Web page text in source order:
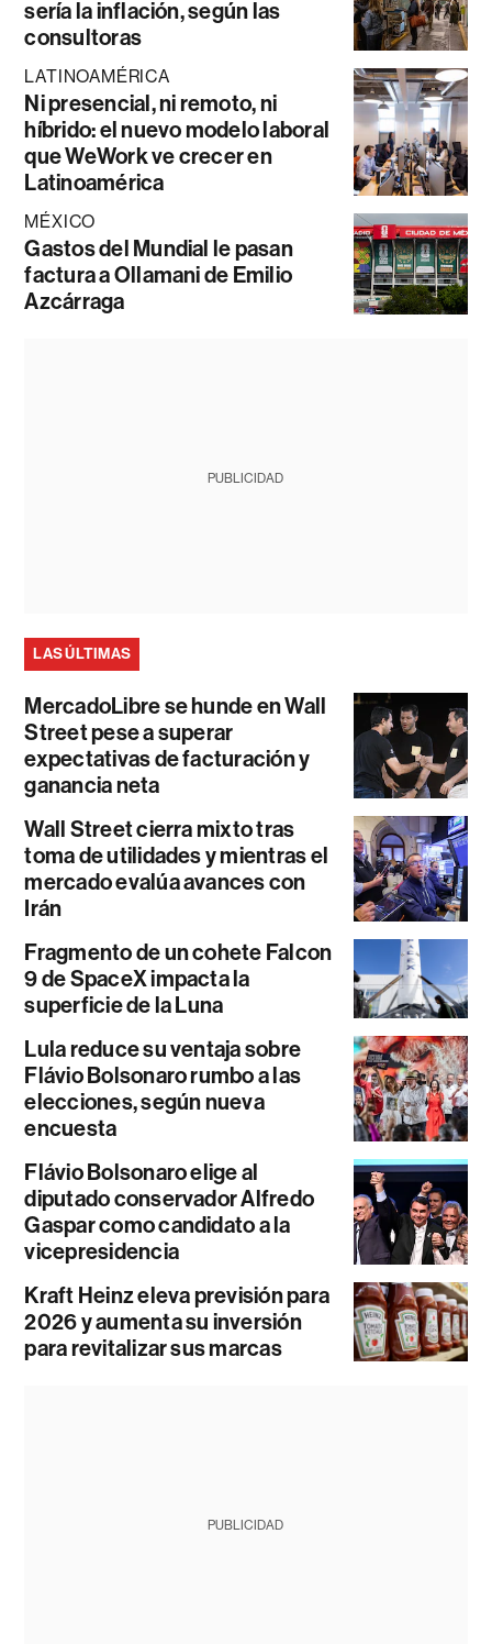
sería la inflación, según las
consultoras
LATINOAMÉRICA
Ni presencial, ni remoto, ni
híbrido: el nuevo modelo laboral
que WeWork ve crecer en
Latinoamérica
MÉXICO
Gastos del Mundial le pasan
factura a Ollamani de Emilio
Azcárraga
PUBLICIDAD
LAS ÚLTIMAS
MercadoLibre se hunde en Wall
Street pese a superar
expectativas de facturación y
ganancia neta
Wall Street cierra mixto tras
toma de utilidades y mientras el
mercado evalúa avances con
Irán
Fragmento de un cohete Falcon
9 de SpaceX impacta la
superficie de la Luna
Lula reduce su ventaja sobre
Flávio Bolsonaro rumbo a las
elecciones, según nueva
encuesta
Flávio Bolsonaro elige al
diputado conservador Alfredo
Gaspar como candidato a la
vicepresidencia
Kraft Heinz eleva previsión para
2026 y aumenta su inversión
para revitalizar sus marcas
PUBLICIDAD